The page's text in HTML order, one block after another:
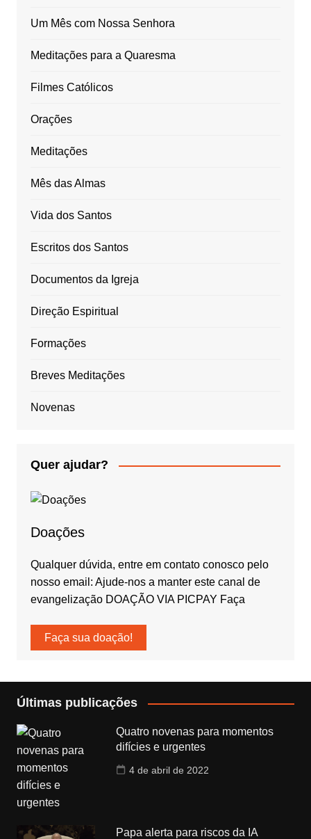
Um Mês com Nossa Senhora
Meditações para a Quaresma
Filmes Católicos
Orações
Meditações
Mês das Almas
Vida dos Santos
Escritos dos Santos
Documentos da Igreja
Direção Espiritual
Formações
Breves Meditações
Novenas
Quer ajudar?
Doações
Qualquer dúvida, entre em contato conosco pelo
nosso email: Ajude-nos a manter este canal de
evangelização DOAÇÃO VIA PICPAY Faça
Faça sua doação!
Últimas publicações
Quatro novenas para momentos
difícies e urgentes
4 de abril de 2022
Papa alerta para riscos da IA